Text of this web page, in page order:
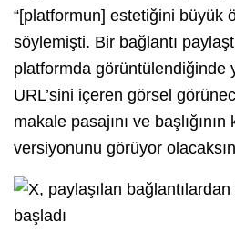
“[platformun] estetiğini büyük
söylemişti. Bir bağlantı
platformda görüntülendiğinde
URL’sini içeren görsel
makale pasajını ve başlığının
versiyonunu görüyor